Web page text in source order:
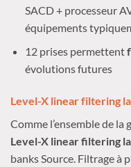
SACD + processeur
équipements
12 prises permettent
évolutions futures
Level-X linear filtering
Comme l’ensemble de
Level-X linear filtering
banks Source. Filtrage à